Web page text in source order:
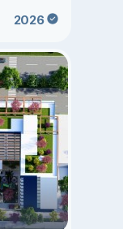
2026